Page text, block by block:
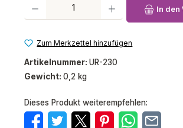
In den
Zum Merkzettel hinzufügen
Artikelnummer: UR-230
Gewicht: 0,2 kg
Dieses Produkt weiterempfehlen: